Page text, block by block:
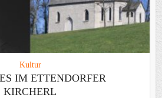
Kultur
IM ETTENDORFER
KIRCHERL